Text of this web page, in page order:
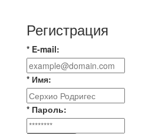
Регистрация
* E-mail:
* Имя:
* Пароль: